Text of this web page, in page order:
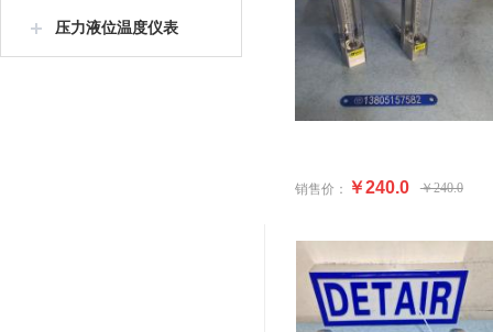
压力液位温度仪表
销售价： ￥240.0 ￥240.0